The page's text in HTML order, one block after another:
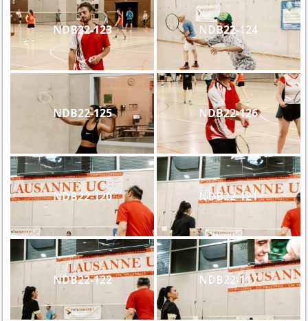
NDB22-123 NDB22-124
NDB22-125 NDB22-126
NDB22-120 NDB22-121
NDB22-122 NDB22-117